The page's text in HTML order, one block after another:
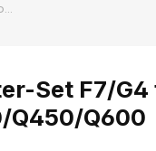
Zehnder Luftfilter-Set F7/G4 für ComfoAir Q350/Q450/Q600
Set F7/G4
Q450/Q600